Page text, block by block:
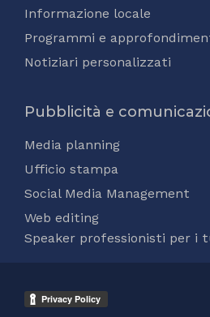
Informazione locale
Programmi e
Notiziari personalizzati
Pubblicità e
Media planning
Ufficio stampa
Social Media Management
Web editing
Speaker professionisti per i